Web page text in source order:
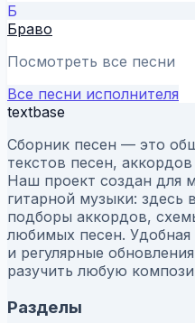
Б
Браво
Посмотреть все песни
Все песни исполнителя
textbase
Сборник песен — это
текстов песен,
Наш проект создан для
гитарной музыки: здесь
подборы аккордов,
любимых песен.
и регулярные
разучить любую
Разделы